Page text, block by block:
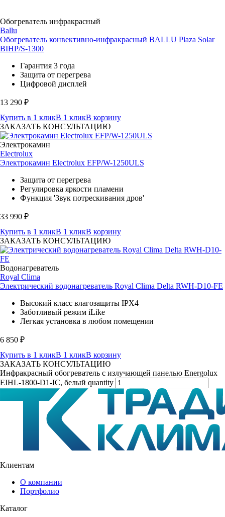
Обогреватель инфракрасный
Ballu
Обогреватель конвективно-инфракрасный BALLU Plaza Solar
BIHP/S-1300
Гарантия 3 года
Защита от перегрева
Цифровой дисплей
13 290 ₽
Купить в 1 кликВ 1 кликВ корзину
ЗАКАЗАТЬ КОНСУЛЬТАЦИЮ
Электрокамин
Electrolux
Электрокамин Electrolux EFP/W-1250ULS
Защита от перегрева
Регулировка яркости пламени
Функция 'Звук потрескивания дров'
33 990 ₽
Купить в 1 кликВ 1 кликВ корзину
ЗАКАЗАТЬ КОНСУЛЬТАЦИЮ
Водонагреватель
Royal Clima
Электрический водонагреватель Royal Clima Delta RWH-D10-FE
Высокий класс влагозащиты IPX4
Заботливый режим iLike
Легкая установка в любом помещении
6 850 ₽
Купить в 1 кликВ 1 кликВ корзину
ЗАКАЗАТЬ КОНСУЛЬТАЦИЮ
Инфракрасный обогреватель с излучающей панелью Energolux
EIHL-1800-D1-IC, белый quantity
Клиентам
О компании
Портфолио
Каталог